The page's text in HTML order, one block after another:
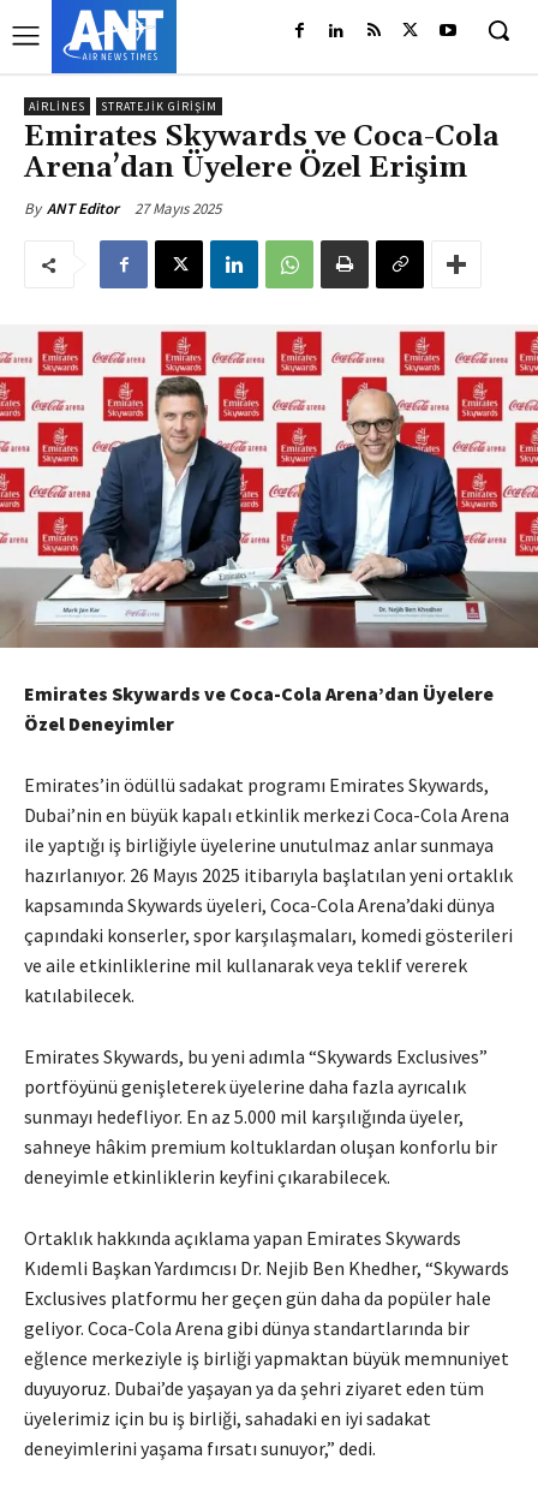
AIRLINES STRATEJIK GIRIŞIM
Emirates Skywards ve Coca-Cola
Arena’dan Üyelere Özel Erişim
By ANT Editor 27 Mayıs 2025
Emirates Skywards ve Coca-Cola Arena’dan Üyelere
Özel Deneyimler
Emirates’in ödüllü sadakat programı Emirates Skywards,
Dubai’nin en büyük kapalı etkinlik merkezi Coca-Cola Arena
ile yaptığı iş birliğiyle üyelerine unutulmaz anlar sunmaya
hazırlanıyor. 26 Mayıs 2025 itibarıyla başlatılan yeni ortaklık
kapsamında Skywards üyeleri, Coca-Cola Arena’daki dünya
çapındaki konserler, spor karşılaşmaları, komedi gösterileri
ve aile etkinliklerine mil kullanarak veya teklif vererek
katılabilecek.
Emirates Skywards, bu yeni adımla “Skywards Exclusives”
portföyünü genişleterek üyelerine daha fazla ayrıcalık
sunmayı hedefliyor. En az 5.000 mil karşılığında üyeler,
sahneye hâkim premium koltuklardan oluşan konforlu bir
deneyimle etkinliklerin keyfini çıkarabilecek.
Ortaklık hakkında açıklama yapan Emirates Skywards
Kıdemli Başkan Yardımcısı Dr. Nejib Ben Khedher, “Skywards
Exclusives platformu her geçen gün daha da popüler hale
geliyor. Coca-Cola Arena gibi dünya standartlarında bir
eğlence merkeziyle iş birliği yapmaktan büyük memnuniyet
duyuyoruz. Dubai’de yaşayan ya da şehri ziyaret eden tüm
üyelerimiz için bu iş birliği, sahadaki en iyi sadakat
deneyimlerini yaşama fırsatı sunuyor,” dedi.